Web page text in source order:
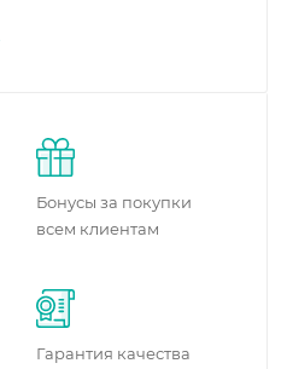
Бонусы за покупки
всем клиентам
Гарантия качества